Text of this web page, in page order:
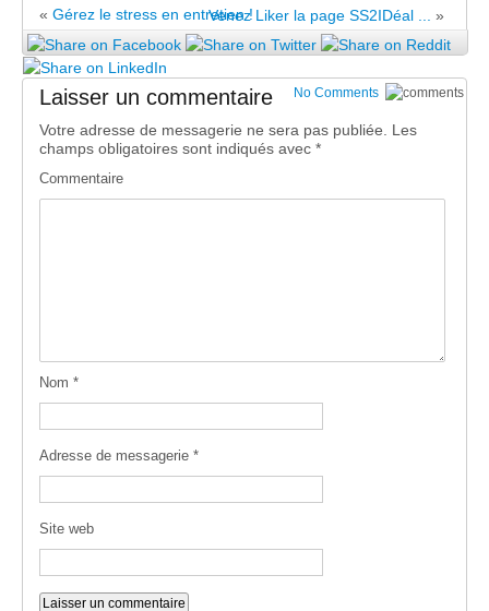
« Gérez le stress en entretien !Venez Liker la page SS2IDéal ... »
No Comments
Laisser un commentaire
Votre adresse de messagerie ne sera pas publiée.
Les
champs obligatoires sont indiqués avec *
Commentaire
Nom *
Adresse de messagerie *
Site web